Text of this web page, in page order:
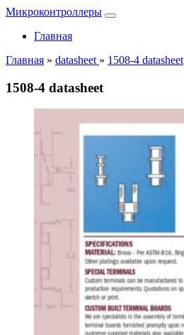
Микроконтроллеры
Главная
Главная » datasheet » 1508-4 datasheet
1508-4 datasheet